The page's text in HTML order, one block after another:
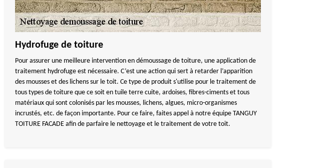
Hydrofuge de toiture
Pour assurer une meilleure intervention en démoussage de toiture, une application de
traitement hydrofuge est nécessaire. C’est une action qui sert à retarder l’apparition
des mousses et des lichens sur le toit. Ce type de produit s'utilise pour le traitement de
tous types de toiture que ce soit en tuile terre cuite, ardoises, fibres-ciments et tous
matériaux qui sont colonisés par les mousses, lichens, algues, micro-organismes
incrustés, etc. de façon importante. Pour ce faire, faites appel à notre équipe TANGUY
TOITURE FACADE afin de parfaire le nettoyage et le traitement de votre toit.